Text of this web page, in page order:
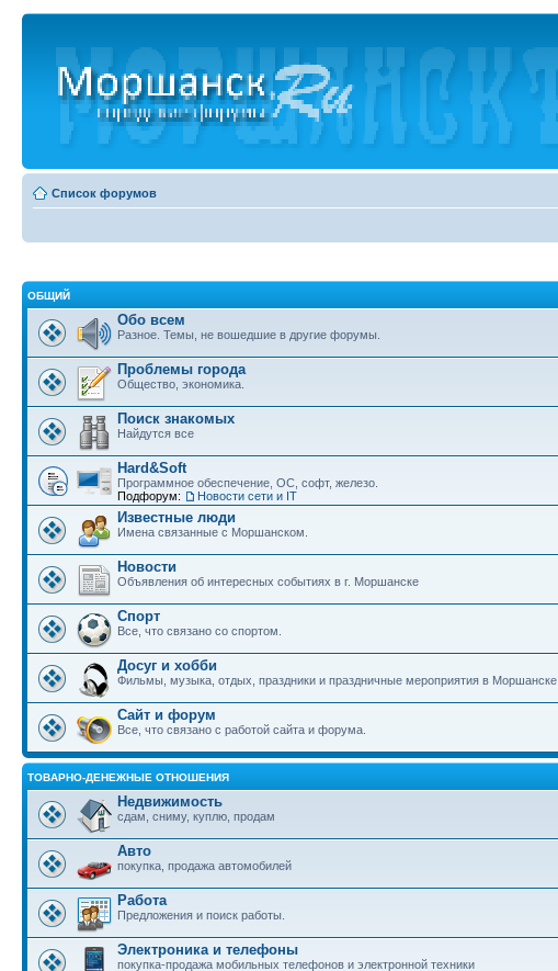
Список форумов
ОБЩИЙ
Обо всем
Разное. Темы, не вошедшие в другие форумы.
Проблемы города
Общество, экономика.
Поиск знакомых
Найдутся все
Hard&Soft
Программное обеспечение, ОС, софт, железо.
Подфорум:
Новости сети и IT
Известные люди
Имена связанные с Моршанском.
Новости
Объявления об интересных событиях в г. Моршанске
Спорт
Все, что связано со спортом.
Досуг и хобби
Фильмы, музыка, отдых, праздники и праздничные мероприятия в Моршанске.
Сайт и форум
Все, что связано с работой сайта и форума.
ТОВАРНО-ДЕНЕЖНЫЕ ОТНОШЕНИЯ
Недвижимость
сдам, сниму, куплю, продам
Авто
покупка, продажа автомобилей
Работа
Предложения и поиск работы.
Электроника и телефоны
покупка-продажа мобильных телефонов и электронной техники